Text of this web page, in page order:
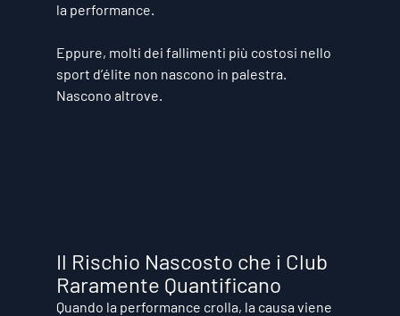
la performance.
Eppure, molti dei fallimenti più costosi nello
sport d’élite non nascono in palestra.
Nascono altrove.
Il Rischio Nascosto che i Club
Raramente Quantificano
Quando la performance crolla, la causa viene